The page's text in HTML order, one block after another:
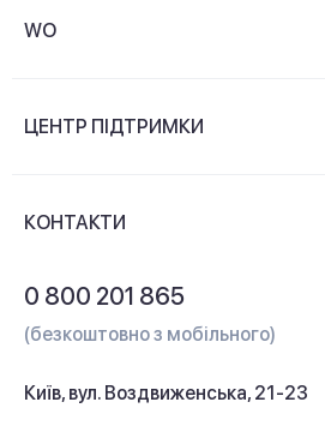
WO
Контакти
ЦЕНТР ПІДТРИМКИ
КОНТАКТИ
0 800 201 865
(безкоштовно з мобільного)
Київ, вул. Воздвиженська, 21-23